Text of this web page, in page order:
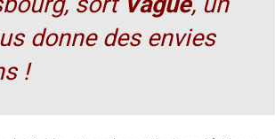
donne des envies
!